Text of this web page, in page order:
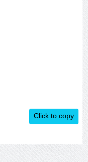
Click to copy